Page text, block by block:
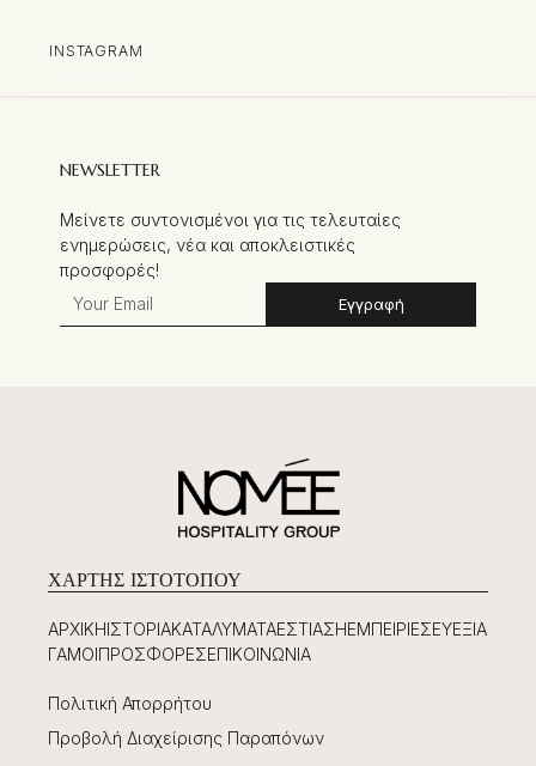
INSTAGRAM
NEWSLETTER
Μείνετε συντονισμένοι για τις τελευταίες
ενημερώσεις, νέα και αποκλειστικές
προσφορές!
Εγγραφή
ΧΆΡΤΗΣ ΙΣΤΟΤΌΠΟΥ
ΑΡΧΙΚΉΙΣΤΟΡΊΑΚΑΤΑΛΎΜΑΤΑΕΣΤΊΑΣΗΕΜΠΕΙΡΊΕΣΕΥΕΞΊΑ
ΓΆΜΟΙΠΡΟΣΦΟΡΈΣΕΠΙΚΟΙΝΩΝΊΑ
Πολιτική Απορρήτου
Προβολή Διαχείρισης Παραπόνων